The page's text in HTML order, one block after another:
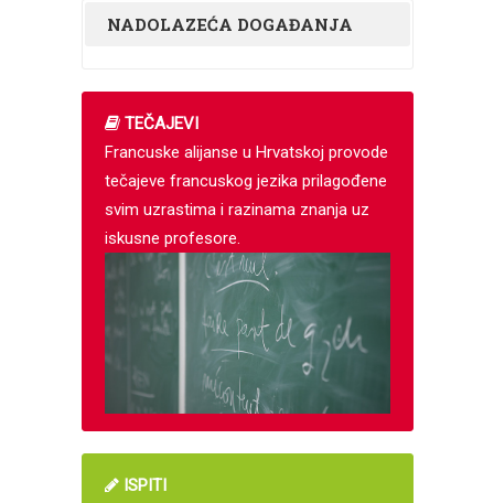
NADOLAZEĆA DOGAĐANJA
TEČAJEVI
Francuske alijanse u Hrvatskoj provode
tečajeve francuskog jezika prilagođene
svim uzrastima i razinama znanja uz
iskusne profesore.
ISPITI